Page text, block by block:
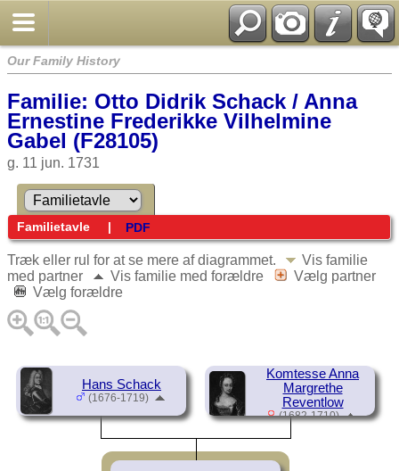
Our Family History
Familie: Otto Didrik Schack / Anna
Ernestine Frederikke Vilhelmine
Gabel (F28105)
g. 11 jun. 1731
Familietavle | PDF
Træk eller rul for at se mere af diagrammet.
Vis familie
med partner
Vis familie med forældre
Vælg partner
Vælg forældre
Hans Schack
(1676-1719)
Komtesse Anna
Margrethe
Reventlow
(1682-1710)